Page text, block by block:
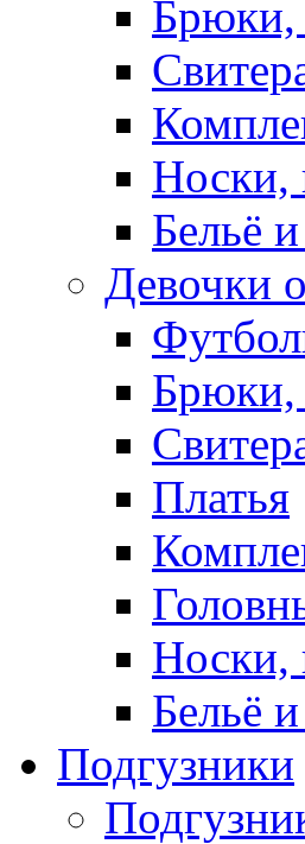
Носки,
Бельё
Девочки
Платья
Носки,
Бельё
Подгузники